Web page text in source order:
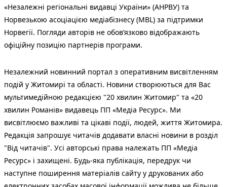
«Незалежні регіональні видавці України» (АНРВУ) та
Норвезькою асоціацією медіабізнесу (MBL) за підтримки
Норвегії. Погляди авторів не обов’язково відображають
офіційну позицію партнерів програми.
Незалежний новинний портал з оперативним висвітленням
подій у Житомирі та області. Новини створюються для Вас
мультимедійною редакцією "20 хвилин Житомир" та «20
хвилин Романів» видавець ПП «Медіа Ресурс». Ми
висвітлюємо важливі та цікаві події, людей, життя Житомира.
Редакція запрошує читачів додавати власні новини в розділ
"Від читачів". Усі авторські права належать ПП «Медіа
Ресурс» і захищені. Будь-яка публiкацiя, передрук чи
наступне поширення матеріалів сайту у друкованих або